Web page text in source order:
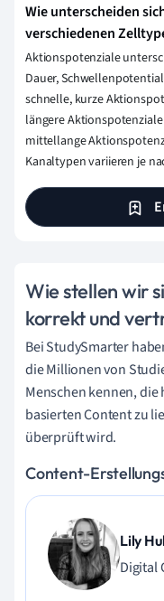
Wie unterscheiden
verschiedenen
Aktionspotenziale
Dauer,
schnelle, kurze
längere
mittellange
Kanaltypen variieren je
Wie stellen wir
korrekt und
Bei StudySmarter
die Millionen von
Menschen kennen,
basierten Content zu
überprüft wird.
Content-
Lily
Digital